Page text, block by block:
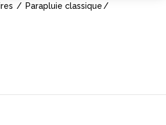
Parapluie classique